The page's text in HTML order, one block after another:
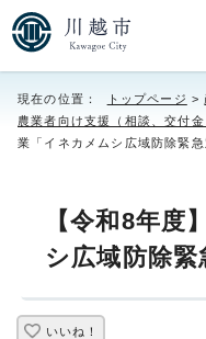
現在の位置： トップページ >
農業者向け支援（相談、交付
業「イネカメムシ広域防除緊
【令和8年度
シ広域防除
いいね！